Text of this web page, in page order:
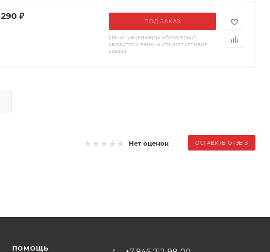
290 ₽
ПОД ЗАКАЗ
Наши менеджеры обязательно
свяжутся с вами и уточнят условия
заказа
Нет оценок ОСТАВИТЬ ОТЗЫВ
ПОМОЩЬ